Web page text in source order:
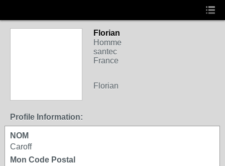
Florian
Homme
santec
France
Florian
Profile Information:
NOM
Caroff
Mon Code Postal